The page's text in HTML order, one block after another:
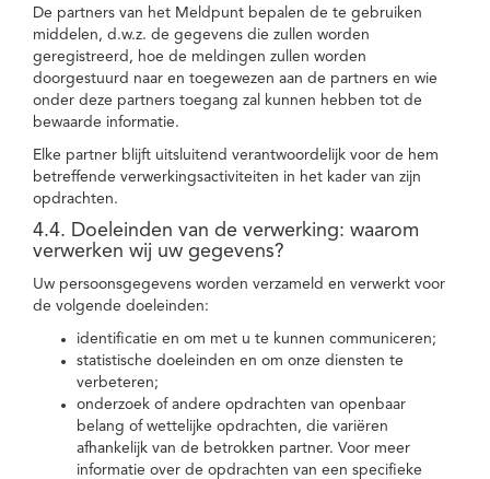
De partners van het Meldpunt bepalen de te gebruiken
middelen, d.w.z. de gegevens die zullen worden
geregistreerd, hoe de meldingen zullen worden
doorgestuurd naar en toegewezen aan de partners en wie
onder deze partners toegang zal kunnen hebben tot de
bewaarde informatie.
Elke partner blijft uitsluitend verantwoordelijk voor de hem
betreffende verwerkingsactiviteiten in het kader van zijn
opdrachten.
4.4. Doeleinden van de verwerking: waarom
verwerken wij uw gegevens?
Uw persoonsgegevens worden verzameld en verwerkt voor
de volgende doeleinden:
identificatie en om met u te kunnen communiceren;
statistische doeleinden en om onze diensten te
verbeteren;
onderzoek of andere opdrachten van openbaar
belang of wettelijke opdrachten, die variëren
afhankelijk van de betrokken partner. Voor meer
informatie over de opdrachten van een specifieke